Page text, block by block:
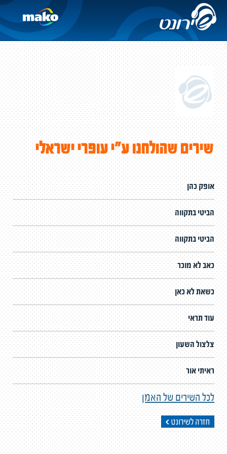
שירים שהולחנו ע"י עופרי ישראלי
אופק כהן
הביטי בתקווה
הביטי בתקווה
כאב לא מוכר
כשאת לא כאן
עוד תראי
צלצול השעון
ראיתי אור
לכל השירים של האמן